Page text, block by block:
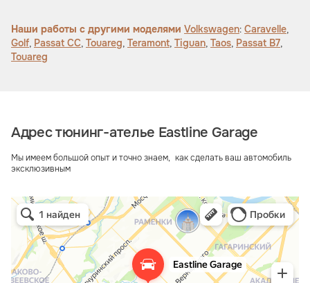
Наши работы с другими моделями Volkswagen: Caravelle,
Golf, Passat CC, Touareg, Teramont, Tiguan, Taos, Passat B7,
Touareg
Адрес тюнинг-ателье Eastline Garage
Мы имеем большой опыт и точно знаем, как сделать ваш автомобиль
эксклюзивным